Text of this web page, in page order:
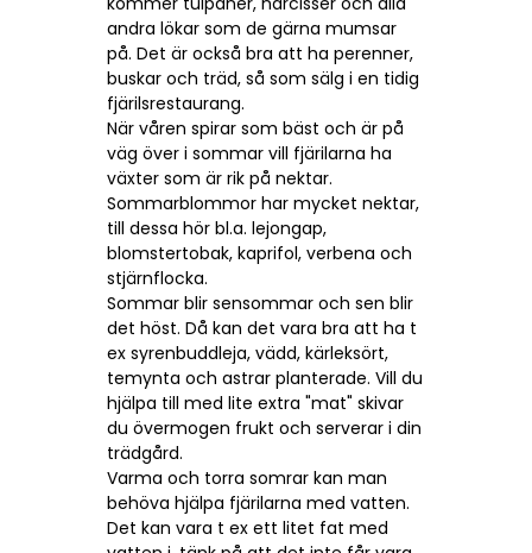
andra lökar som de gärna mumsar
på. Det är också bra att ha perenner,
buskar och träd, så som sälg i en tidig
fjärilsrestaurang.
När våren spirar som bäst och är på
väg över i sommar vill fjärilarna ha
växter som är rik på nektar.
Sommarblommor har mycket nektar,
till dessa hör bl.a. lejongap,
blomstertobak, kaprifol, verbena och
stjärnflocka.
Sommar blir sensommar och sen blir
det höst. Då kan det vara bra att ha t
ex syrenbuddleja, vädd, kärleksört,
temynta och astrar planterade. Vill du
hjälpa till med lite extra "mat" skivar
du övermogen frukt och serverar i din
trädgård.
Varma och torra somrar kan man
behöva hjälpa fjärilarna med vatten.
Det kan vara t ex ett litet fat med